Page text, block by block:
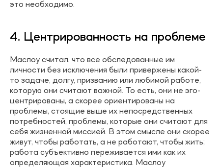
это необходимо.
4. Центрированность на проблеме
Маслоу считал, что все обследованные им
личности без исключения были привержены какой-
то задаче, долгу, призванию или любимой работе,
которую они считают важной. То есть, они не эго-
центрированы, а скорее ориентированы на
проблемы, стоящие выше их непосредственных
потребностей, проблемы, которые они считают для
себя жизненной миссией. В этом смысле они скорее
живут, чтобы работать, а не работают, чтобы жить;
работа субъективно переживается ими как их
определяющая характеристика. Маслоу